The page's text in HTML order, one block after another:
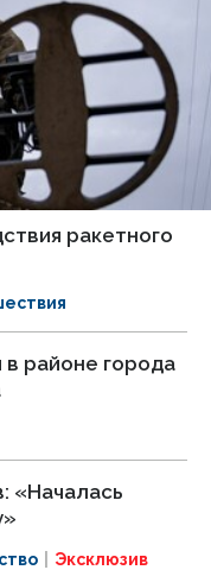
ракетного
районе города
«Началась
Эксклюзив